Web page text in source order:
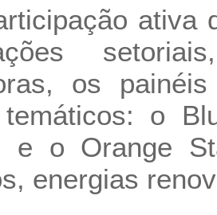
ativa
os
o
e o Orange
energias